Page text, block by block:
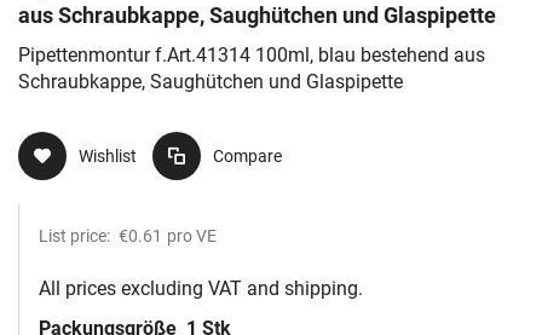
aus Schraubkappe, Saughütchen und Glaspipette
Pipettenmontur f.Art.41314 100ml, blau bestehend aus
Schraubkappe, Saughütchen und Glaspipette
Wishlist Compare
List price: €0.61 pro VE
All prices excluding VAT and shipping.
Packungsgröße 1 Stk